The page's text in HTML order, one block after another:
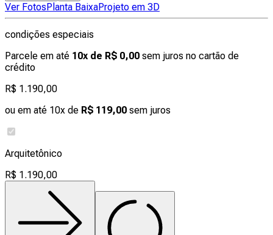
Ver FotosPlanta BaixaProjeto em 3D
condições especiais
Parcele em até 10x de R$ 0,00 sem juros no cartão de
crédito
R$ 1.190,00
ou em até 10x de R$ 119,00 sem juros
Arquitetônico
R$ 1.190,00